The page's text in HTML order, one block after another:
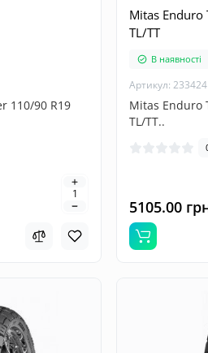
110/90 R19
Mitas Enduro
TL/TT
В наявності
Артикул: 233424
Mitas Enduro
TL/TT..
5105.00